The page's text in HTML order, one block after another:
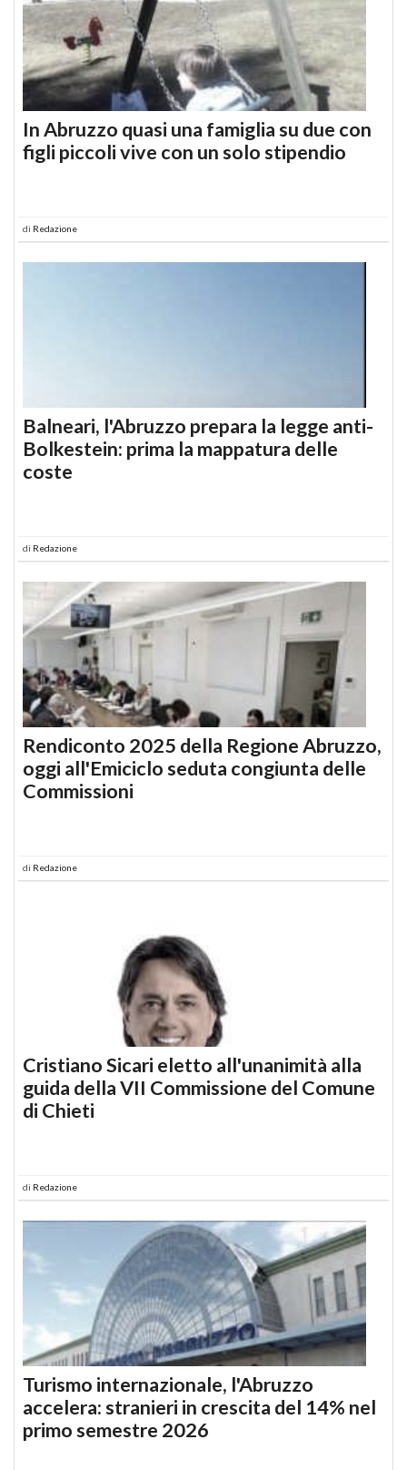
In Abruzzo quasi una famiglia su due con
figli piccoli vive con un solo stipendio
di Redazione
Balneari, l'Abruzzo prepara la legge anti-
Bolkestein: prima la mappatura delle
coste
di Redazione
Rendiconto 2025 della Regione Abruzzo,
oggi all'Emiciclo seduta congiunta delle
Commissioni
di Redazione
Cristiano Sicari eletto all'unanimità alla
guida della VII Commissione del Comune
di Chieti
di Redazione
Turismo internazionale, l'Abruzzo
accelera: stranieri in crescita del 14% nel
primo semestre 2026